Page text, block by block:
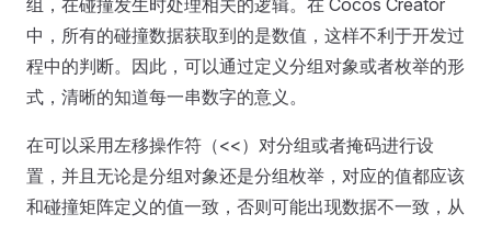
组，在碰撞发生时处理相关的逻辑。在 Cocos Creator
中，所有的碰撞数据获取到的是数值，这样不利于开发过
程中的判断。因此，可以通过定义分组对象或者枚举的形
式，清晰的知道每一串数字的意义。
在可以采用左移操作符（<<）对分组或者掩码进行设
置，并且无论是分组对象还是分组枚举，对应的值都应该
和碰撞矩阵定义的值一致，否则可能出现数据不一致，从